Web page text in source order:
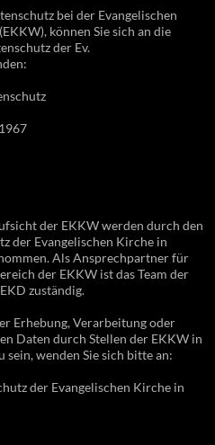
bei der Evangelischen
können Sie sich an die
der Ev.
der EKKW werden durch den
der Evangelischen Kirche in
Als Ansprechpartner für
der EKKW ist das Team der
zuständig.
Erhebung, Verarbeitung oder
Daten durch Stellen der EKKW in
wenden Sie sich bitte an:
der Evangelischen Kirche in